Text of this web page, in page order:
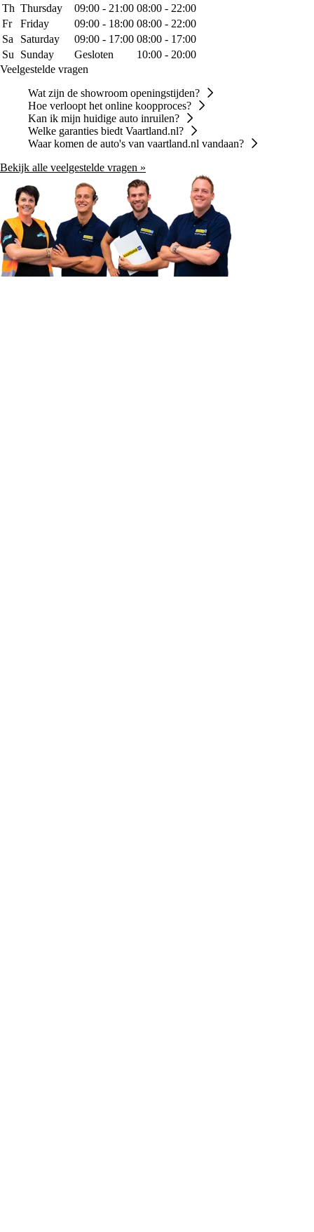
Th Thursday 09:00 - 21:00 08:00 - 22:00
Fr
Friday 09:00 - 18:00 08:00 - 22:00
Sa
Saturday 09:00 - 17:00 08:00 - 17:00
Su
Sunday Gesloten
10:00 - 20:00
Veelgestelde vragen
Wat zijn de showroom openingstijden?
Hoe verloopt het online koopproces?
Kan ik mijn huidige auto inruilen?
Welke garanties biedt Vaartland.nl?
Waar komen de auto's van vaartland.nl vandaan?
Bekijk alle veelgestelde vragen »